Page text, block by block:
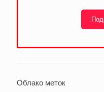
Облако меток